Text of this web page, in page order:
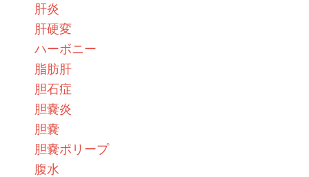
肝炎
肝硬変
ハーボニー
脂肪肝
胆石症
胆嚢炎
胆嚢
胆嚢ポリープ
腹水